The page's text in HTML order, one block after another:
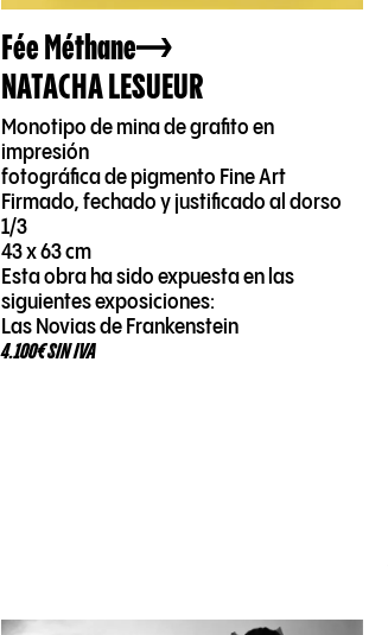
Fée Méthane
NATACHA LESUEUR
Monotipo de mina de grafito en
impresión
fotográfica de pigmento Fine Art
Firmado, fechado y justificado al dorso
1/3
43 x 63 cm
Esta obra ha sido expuesta en las
siguientes exposiciones:
Las Novias de Frankenstein
4.100€ SIN IVA